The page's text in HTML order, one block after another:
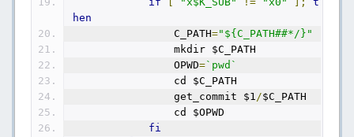
hen
                C_PATH
="${C_PATH##*/}"
                mkdir $C_PATH
                OPWD
=`pwd`
                cd $C_PATH
                get_commit $1
/$C_PATH
                cd $OPWD
fi